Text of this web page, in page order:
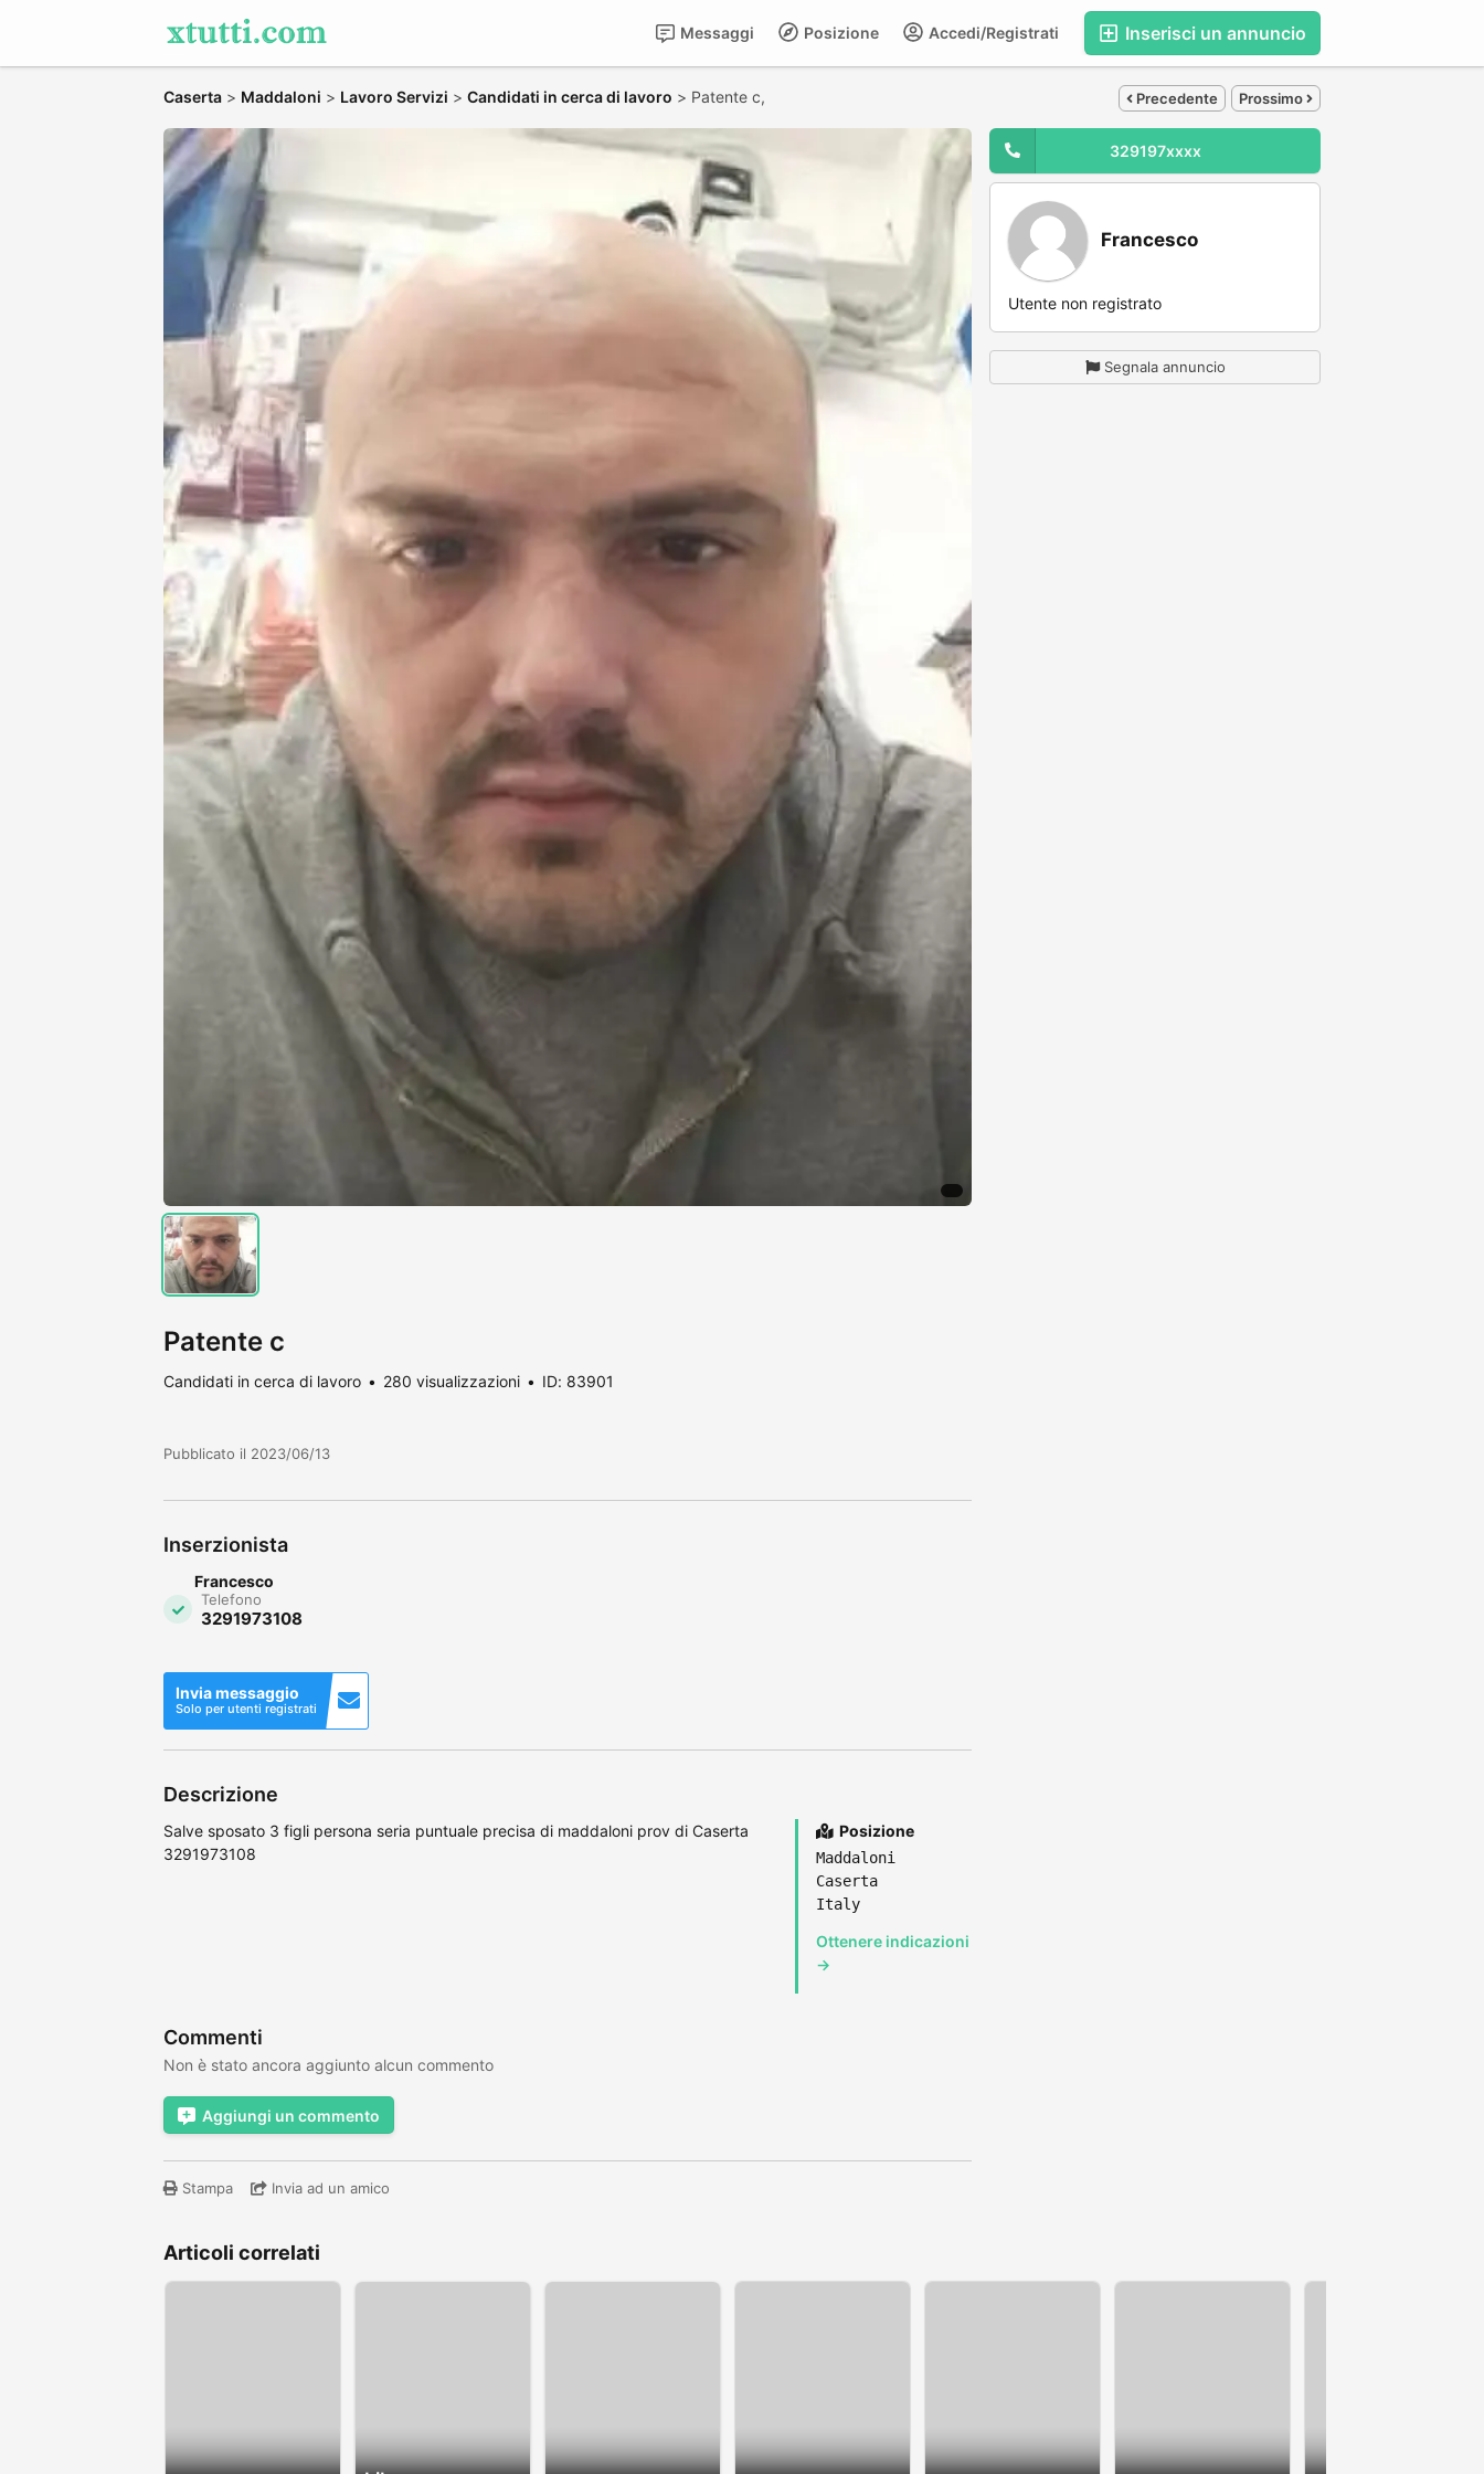
Inserisci un annuncio
Accedi/Registrati
Posizione
Messaggi
Caserta > Maddaloni > Lavoro Servizi > Candidati in cerca di lavoro > Patente c, Precedente Prossimo
Patente c
Candidati in cerca di lavoro 280 visualizzazioni ID: 83901
Pubblicato il 2023/06/13
Inserzionista
Francesco
Telefono
3291973108
Invia messaggio
Solo per utenti registrati
Descrizione
Salve sposato 3 figli persona seria puntuale precisa di maddaloni prov di Caserta
3291973108
Posizione
Maddaloni
Caserta
Italy
Ottenere indicazioni
→
Commenti
Non è stato ancora aggiunto alcun commento
Aggiungi un commento
Stampa Invia ad un amico
329197xxxx
Francesco
Utente non registrato
Segnala annuncio
Articoli correlati